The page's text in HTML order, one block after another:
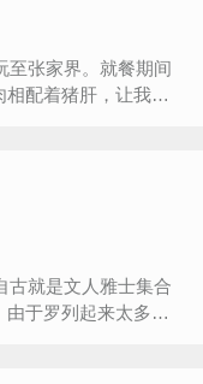
配着猪肝，让我备
于罗列起来太多，